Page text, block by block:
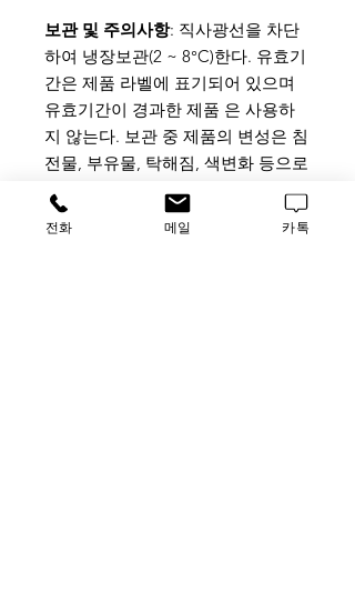
보관 및 주의사항: 직사광선을 차단
하여 냉장보관(2 ~ 8°C)한다. 유효기
간은 제품 라벨에 표기되어 있으며
유효기간이 경과한 제품 은 사용하
지 않는다. 보관 중 제품의 변성은 침
전물, 부유물, 탁해짐, 색변화 등으로
나타날 수 있으며 이러한 경우 사용
하지 않는 다. 냉장고 내부 중 상대적
전화 메일 카톡